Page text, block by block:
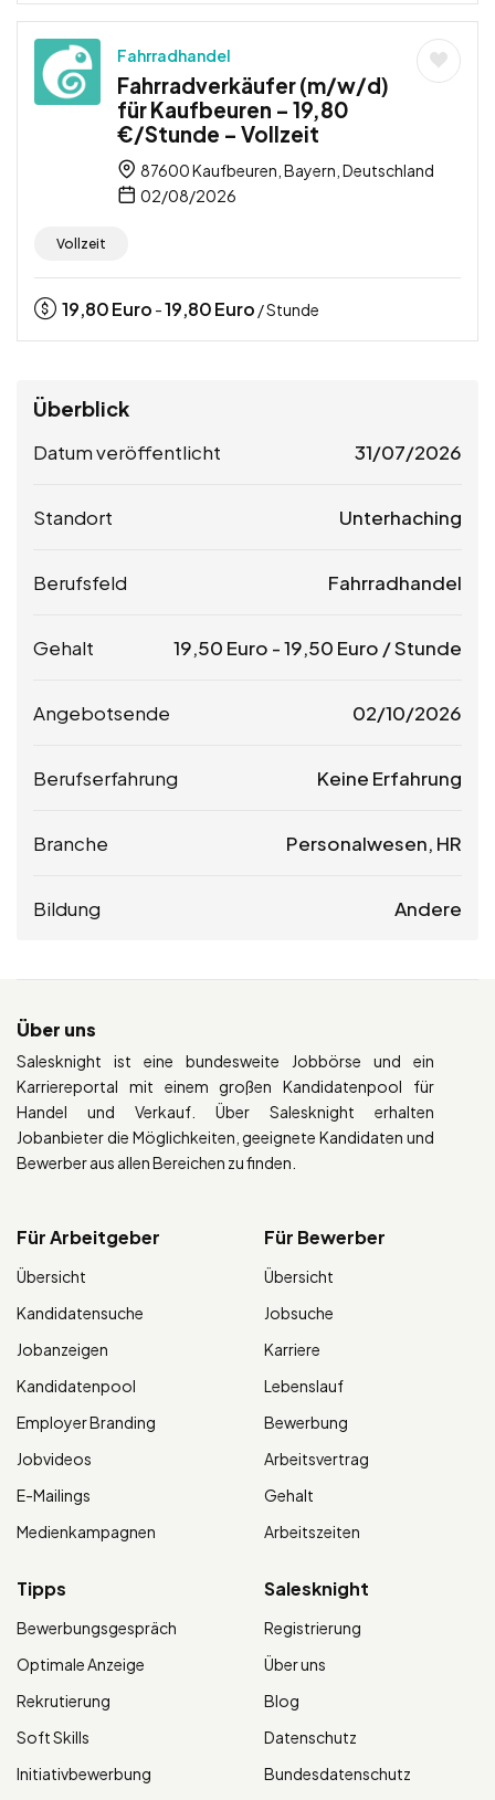
Fahrradhandel
Fahrradverkäufer (m/w/d)
für Kaufbeuren – 19,80
€/Stunde – Vollzeit
87600 Kaufbeuren, Bayern, Deutschland
02/08/2026
Vollzeit
19,80Euro -19,80Euro / Stunde
Überblick
Datum veröffentlicht 31/07/2026
Standort Unterhaching
Berufsfeld Fahrradhandel
Gehalt 19,50 Euro -19,50 Euro / Stunde
Angebotsende 02/10/2026
Berufserfahrung Keine Erfahrung
Branche Personalwesen, HR
Bildung Andere
Über uns
Salesknight ist eine bundesweite Jobbörse und ein
Karriereportal mit einem großen Kandidatenpool für
Handel und Verkauf. Über Salesknight erhalten
Jobanbieter die Möglichkeiten, geeignete Kandidaten und
Bewerber aus allen Bereichen zu finden.
Für Arbeitgeber
Übersicht
Kandidatensuche
Jobanzeigen
Kandidatenpool
Employer Branding
Jobvideos
E-Mailings
Medienkampagnen
Für Bewerber
Übersicht
Jobsuche
Karriere
Lebenslauf
Bewerbung
Arbeitsvertrag
Gehalt
Arbeitszeiten
Tipps
Bewerbungsgespräch
Optimale Anzeige
Rekrutierung
Soft Skills
Initiativbewerbung
Salesknight
Registrierung
Über uns
Blog
Datenschutz
Bundesdatenschutz